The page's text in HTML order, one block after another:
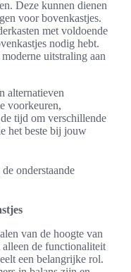
Deze kunnen dienen
voor bovenkastjes.
met voldoende
nodig hebt.
uitstraling aan
alternatieven
voorkeuren,
tijd om verschillende
het beste bij jouw
onderstaande
van de hoogte van
de functionaliteit
een belangrijke rol.